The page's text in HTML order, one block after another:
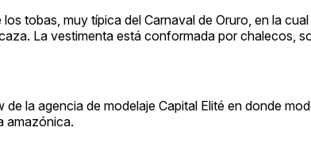
tobas, muy típica del Carnaval de Oruro, en la
La vestimenta está conformada por chalecos,
la agencia de modelaje Capital Elité en donde
amazónica.